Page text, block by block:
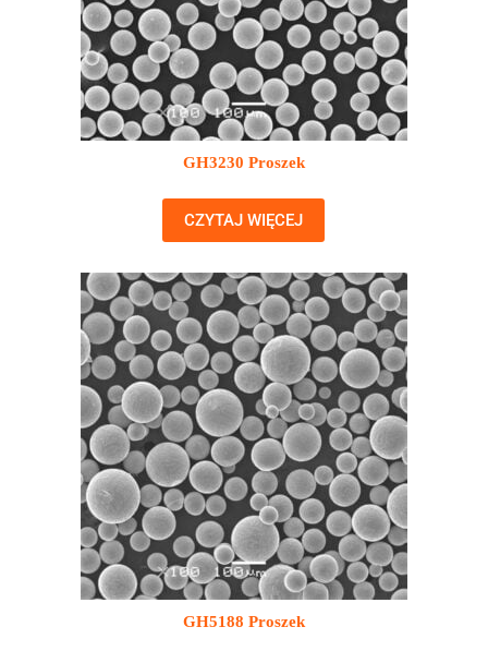
GH3230 Proszek
CZYTAJ WIĘCEJ
GH5188 Proszek